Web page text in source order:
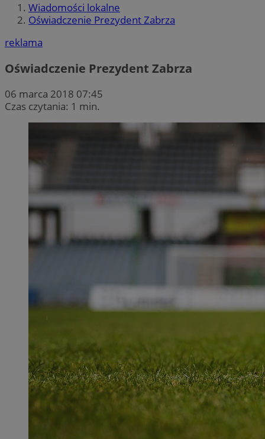
Wiadomości lokalne
Oświadczenie Prezydent Zabrza
reklama
Oświadczenie Prezydent Zabrza
06 marca 2018 07:45
Czas czytania: 1 min.